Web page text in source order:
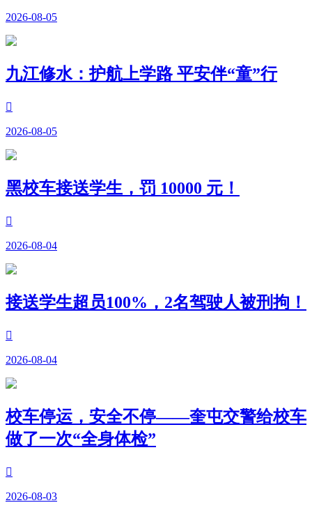
2026-08-05
九江修水：护航上学路 平安伴“童”行

2026-08-05
黑校车接送学生，罚 10000 元！

2026-08-04
接送学生超员100%，2名驾驶人被刑拘！

2026-08-04
校车停运，安全不停——奎屯交警给校车
做了一次“全身体检”

2026-08-03